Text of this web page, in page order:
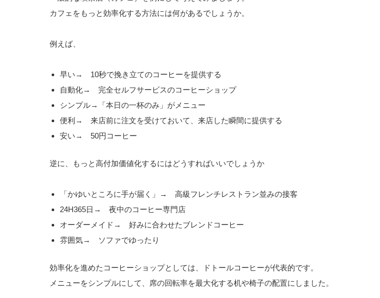
カフェをもっと効率化する方法には何があるでしょうか。
例えば、
早い→ 10秒で挽き立てのコーヒーを提供する
自動化→ 完全セルフサービスのコーヒーショップ
シンプル→「本日の一杯のみ」がメニュー
便利→ 来店前に注文を受けておいて、来店した瞬間に提供する
安い→ 50円コーヒー
逆に、もっと高付加価値化するにはどうすればいいでしょうか
「かゆいところに手が届く」→ 高級フレンチレストラン並みの接客
24H365日→ 夜中のコーヒー専門店
オーダーメイド→ 好みに合わせたブレンドコーヒー
雰囲気→ ソファでゆったり
効率化を進めたコーヒーショップとしては、ドトールコーヒーが代表的です。
メニューをシンプルにして、席の回転率を最大化する机や椅子の配置にしました。